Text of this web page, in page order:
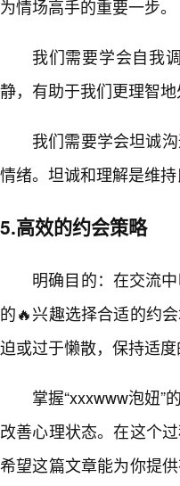
为情场高手的重要一步。
我们需要学会自我
静，有助于我们更理智地
我们需要学会坦诚
情绪。坦诚和理解是维持
5.高效的约会策略
明确目的：在交流
的🔥兴趣选择合适的约
迫或过于懒散，保持适度
掌握“xxxwww泡妞”
改善心理状态。在这个
希望这篇文章能为你提